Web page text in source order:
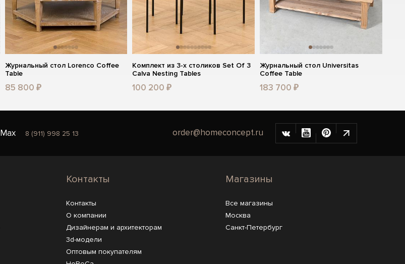
Журнальный стол Lorenco Coffee
Table
85 800 ₽
Комплект из 3-х столиков Set Of 3
Calva Nesting Tables
100 200 ₽
Журнальный стол Universitas
Coffee Table
183 700 ₽
Max 8 (911) 998 25 13 order@homeconcept.ru
Контакты
Контакты
О компании
Дизайнерам и архитекторам
3d-модели
Оптовым покупателям
Магазины
Все магазины
Москва
Санкт-Петербург